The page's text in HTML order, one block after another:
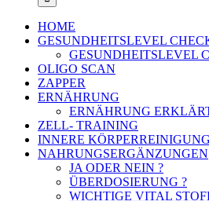
HOME
GESUNDHEITSLEVEL
GESUNDHEITSLEVEL
OLIGO SCAN
ZAPPER
ERNÄHRUNG
ERNÄHRUNG
ZELL- TRAINING
INNERE KÖRPERREINIGUNG
NAHRUNGSERGÄNZUNGEN
JA ODER NEIN ?
ÜBERDOSIERUNG ?
WICHTIGE VITAL